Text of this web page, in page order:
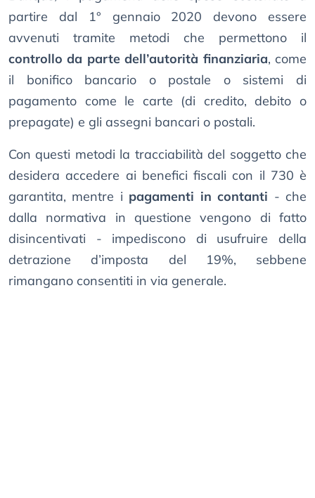
partire dal 1° gennaio 2020 devono essere
avvenuti tramite metodi che permettono il
controllo da parte dell’autorità finanziaria, come
il bonifico bancario o postale o sistemi di
pagamento come le carte (di credito, debito o
prepagate) e gli assegni bancari o postali.
Con questi metodi la tracciabilità del soggetto che
desidera accedere ai benefici fiscali con il 730 è
garantita, mentre i pagamenti in contanti - che
dalla normativa in questione vengono di fatto
disincentivati - impediscono di usufruire della
detrazione d’imposta del 19%, sebbene
rimangano consentiti in via generale.